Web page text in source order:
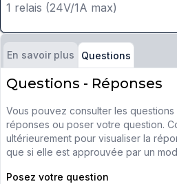
1 relais (24V/1A max)
En savoir plus Questions
Questions - Réponses
Vous pouvez consulter les
réponses ou poser votre question.
ultérieurement pour visualiser la
que si elle est approuvée par un
Posez votre question